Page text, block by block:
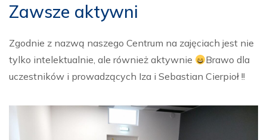
Zawsze aktywni
Zgodnie z nazwą naszego Centrum na zajęciach jest nie
tylko intelektualnie, ale również aktywnie
Brawo dla
uczestników i prowadzących Iza i Sebastian Cierpioł !!